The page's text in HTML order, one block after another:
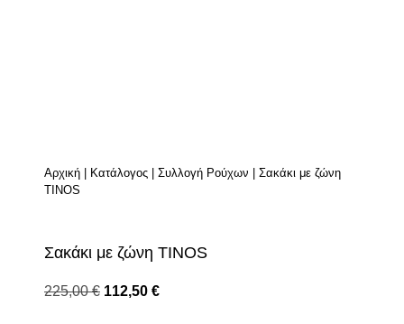
Αρχική | Κατάλογος | Συλλογή Ρούχων | Σακάκι με ζώνη
TINOS
Σακάκι με ζώνη TINOS
225,00€ Original
112,50 €Η